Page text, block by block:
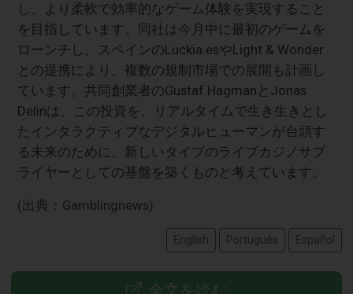
し、より柔軟で効率的なゲーム体験を実現すること
を目指しています。同社は今月中に最初のゲームを
ローンチし、スペインのLuckia.esやLight & Wonder
との提携により、複数の規制市場での展開も計画し
ています。共同創業者のGustaf HagmanとJonas
Delinは、この投資を、リアルタイムで生き生きとし
たインタラクティブなデジタルヒューマンが台頭す
る未来のために、新しいタイプのライブカジノサプ
ライヤーとしての基盤を築くものと考えています。
(出典：Gamblingnews)
English Português Español